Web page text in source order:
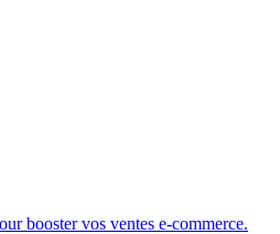
booster vos ventes e-commerce.